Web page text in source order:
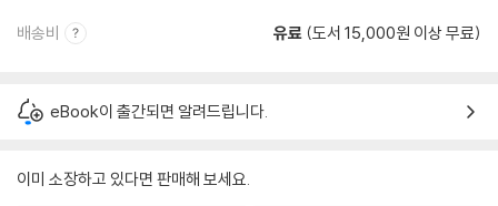
배송비 유료 (도서 15,000원 이상 무료)
eBook이 출간되면 알려드립니다.
이미 소장하고 있다면 판매해 보세요.